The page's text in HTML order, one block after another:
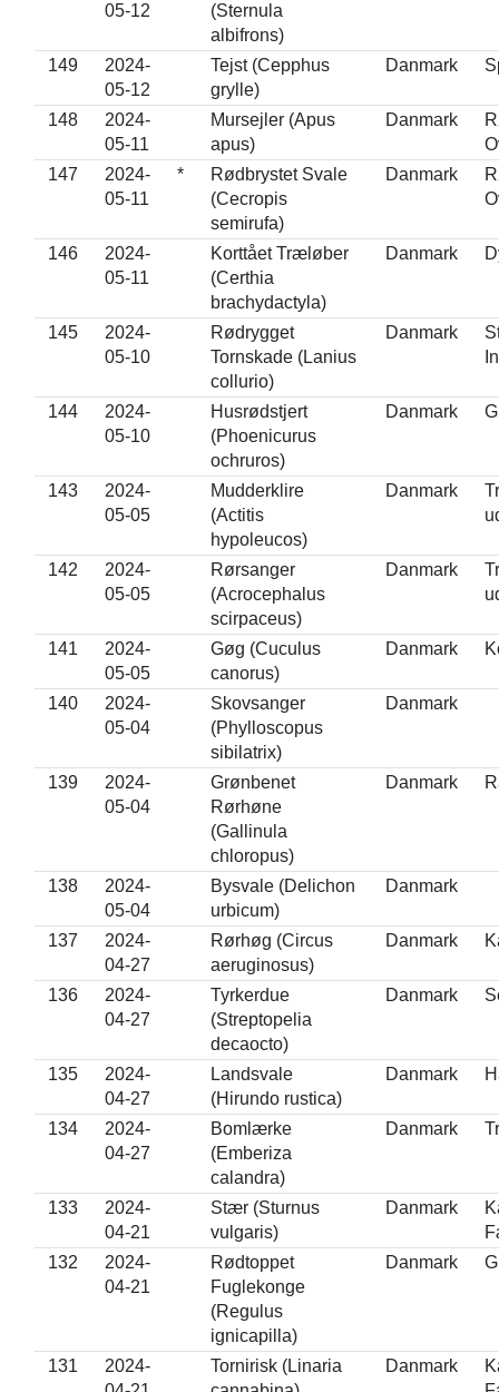
05-12
(Sternula
albifrons)
149
2024-
05-12
Tejst (Cepphus
grylle)
Danmark
148
2024-
05-11
Mursejler (Apus
apus)
Danmark
147
2024-
05-11
*
Rødbrystet Svale
(Cecropis
semirufa)
Danmark
146
2024-
05-11
Korttået Træløber
(Certhia
brachydactyla)
Danmark
145
2024-
05-10
Rødrygget
Tornskade (Lanius
collurio)
Danmark
144
2024-
05-10
Husrødstjert
(Phoenicurus
ochruros)
Danmark
143
2024-
05-05
Mudderklire
(Actitis
hypoleucos)
Danmark
142
2024-
05-05
Rørsanger
(Acrocephalus
scirpaceus)
Danmark
141
2024-
05-05
Gøg (Cuculus
canorus)
Danmark
140
2024-
05-04
Skovsanger
(Phylloscopus
sibilatrix)
Danmark
139
2024-
05-04
Grønbenet
Rørhøne
(Gallinula
chloropus)
Danmark
138
2024-
05-04
Bysvale (Delichon
urbicum)
Danmark
137
2024-
04-27
Rørhøg (Circus
aeruginosus)
Danmark
136
2024-
04-27
Tyrkerdue
(Streptopelia
decaocto)
Danmark
135
2024-
04-27
Landsvale
(Hirundo rustica)
Danmark
134
2024-
04-27
Bomlærke
(Emberiza
calandra)
Danmark
133
2024-
04-21
Stær (Sturnus
vulgaris)
Danmark
132
2024-
04-21
Rødtoppet
Fuglekonge
(Regulus
ignicapilla)
Danmark
131
2024-
Tornirisk (Linaria
Danmark